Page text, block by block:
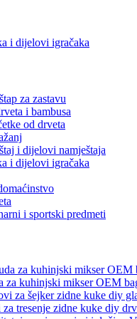
i dijelovi igračaka
za zastavu
i bambusa
od drveta
i dijelovi namještaja
i dijelovi igračaka
i sportski predmeti
za kuhinjski mikser OEM
tresenje zidne kuke diy